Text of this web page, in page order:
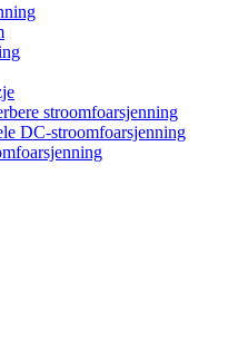
stroomfoarsjenning
DC-stroomfoarsjenning